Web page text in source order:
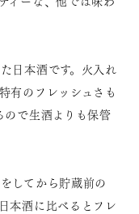
日本酒です。火入れ
有のフレッシュさも
ので生酒よりも保管
してから貯蔵前の
本酒に比べるとフレ